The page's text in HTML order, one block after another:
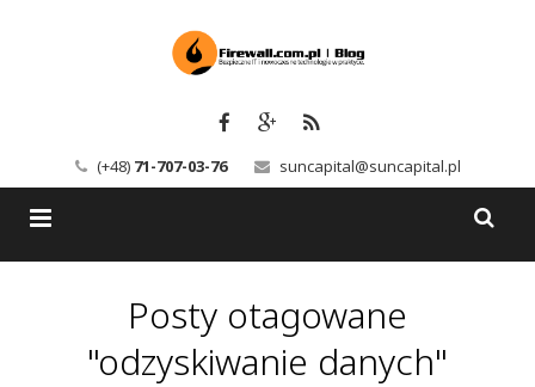
(+48) 71-707-03-76 suncapital@suncapital.pl
Posty otagowane
"odzyskiwanie danych"